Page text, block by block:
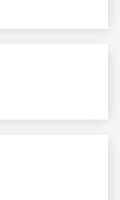
hvězdiček.
hvězdiček.